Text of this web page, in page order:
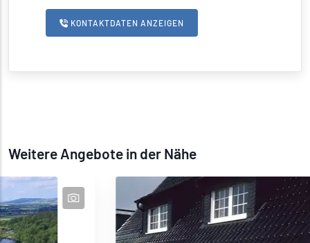
KONTAKTDATEN ANZEIGEN
Weitere Angebote in der Nähe